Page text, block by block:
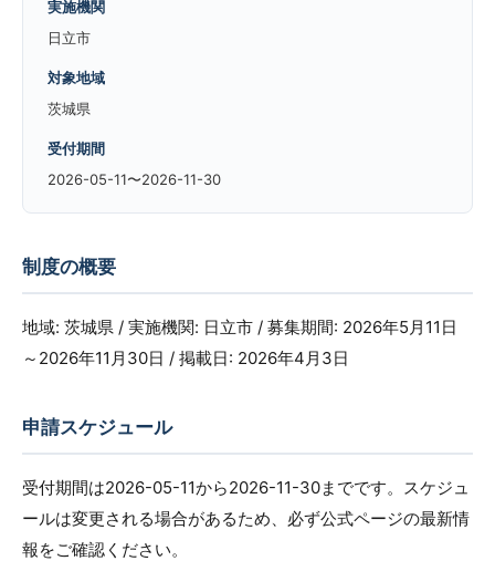
実施機関
日立市
対象地域
茨城県
受付期間
2026-05-11〜2026-11-30
制度の概要
地域: 茨城県 / 実施機関: 日立市 / 募集期間: 2026年5月11日
～2026年11月30日 / 掲載日: 2026年4月3日
申請スケジュール
受付期間は2026-05-11から2026-11-30までです。スケジュ
ールは変更される場合があるため、必ず公式ページの最新情
報をご確認ください。